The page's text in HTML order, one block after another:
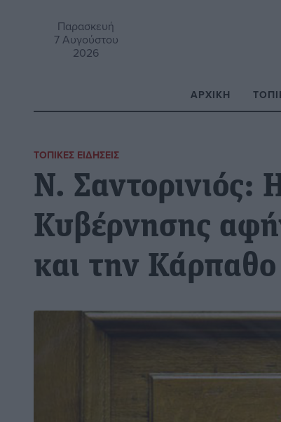
Παρασκευή
7 Αυγούστου
2026
ΑΡΧΙΚΉ
ΤΟΠΙΚΈΣ ΕΙΔΉΣΕΙΣ
Ν. Σαντορινιός:
Κυβέρνησης
και την Κάρπαθο